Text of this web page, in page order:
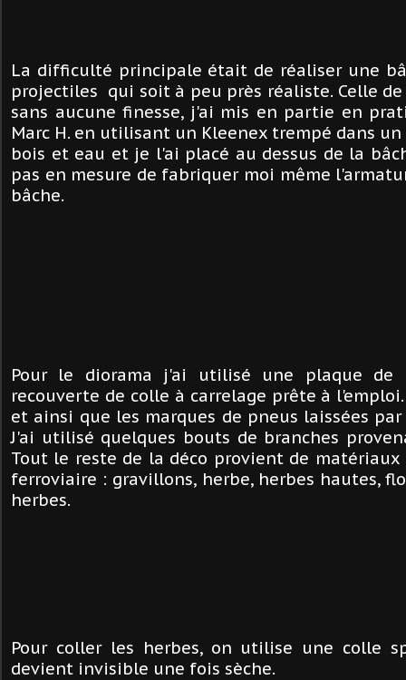
La difficulté principale était de réaliser une
projectiles qui soit à peu près réaliste. Celle
sans aucune finesse, j'ai mis en partie en
Marc H. en utilisant un Kleenex trempé dans
bois et eau et je l'ai placé au dessus de la
pas en mesure de fabriquer moi même
bâche.
Pour le diorama j'ai utilisé une plaque de
recouverte de colle à carrelage prête à
et ainsi que les marques de pneus laissées
J'ai utilisé quelques bouts de branches
Tout le reste de la déco provient de
ferroviaire : gravillons, herbe, herbes hautes,
herbes.
Pour coller les herbes, on utilise une colle
devient invisible une fois sèche.